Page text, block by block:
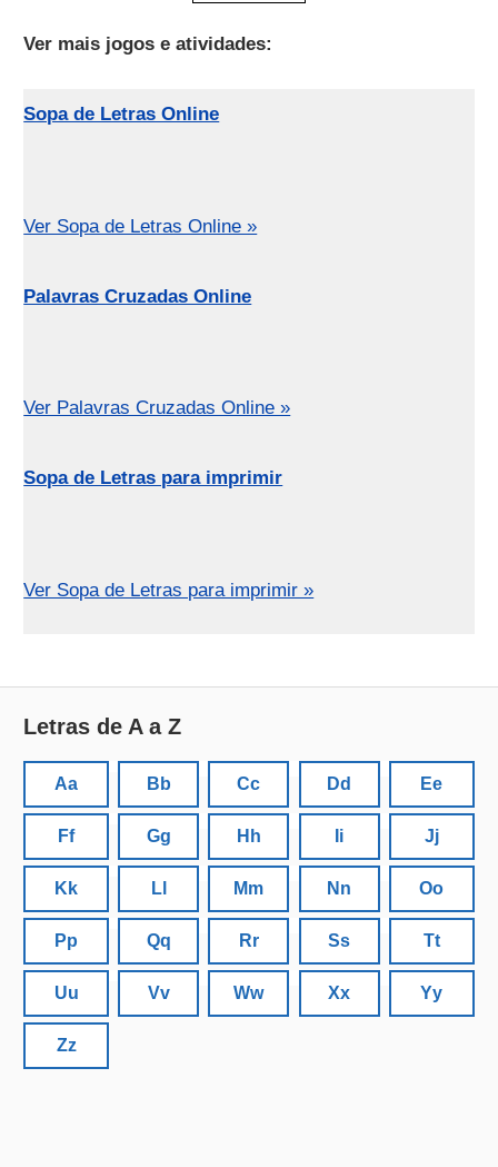
Ver mais jogos e atividades:
Sopa de Letras Online
Ver Sopa de Letras Online »
Palavras Cruzadas Online
Ver Palavras Cruzadas Online »
Sopa de Letras para imprimir
Ver Sopa de Letras para imprimir »
Letras de A a Z
Aa Bb Cc Dd Ee
Ff Gg Hh Ii Jj
Kk Ll Mm Nn Oo
Pp Qq Rr Ss Tt
Uu Vv Ww Xx Yy
Zz